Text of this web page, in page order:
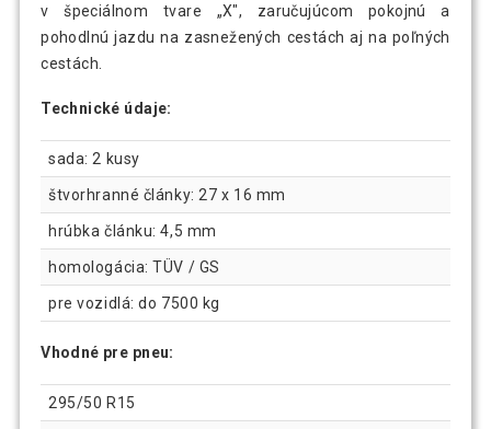
v špeciálnom tvare „X", zaručujúcom pokojnú a
pohodlnú jazdu na zasnežených cestách aj na poľných
cestách.
Technické údaje:
sada: 2 kusy
štvorhranné články: 27 x 16 mm
hrúbka článku: 4,5 mm
homologácia: TÜV / GS
pre vozidlá: do 7500 kg
Vhodné pre pneu:
295/50 R15